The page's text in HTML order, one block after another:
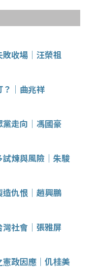
敗收場│汪榮祖
？│曲兆祥
黨走向│馮國豪
試煉與風險│朱駿
造仇恨│趙興鵬
灣社會│張雅屏
憲政因應│仉桂美